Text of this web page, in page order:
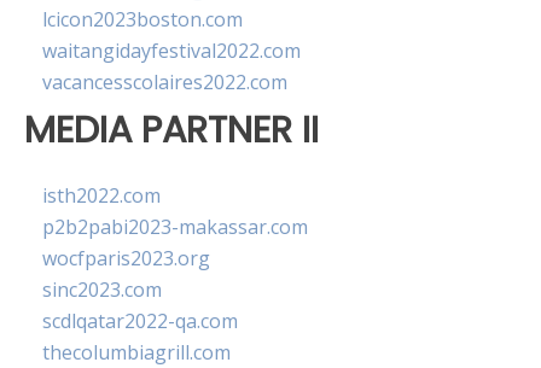
lcicon2023boston.com
waitangidayfestival2022.com
vacancesscolaires2022.com
MEDIA PARTNER II
isth2022.com
p2b2pabi2023-makassar.com
wocfparis2023.org
sinc2023.com
scdlqatar2022-qa.com
thecolumbiagrill.com